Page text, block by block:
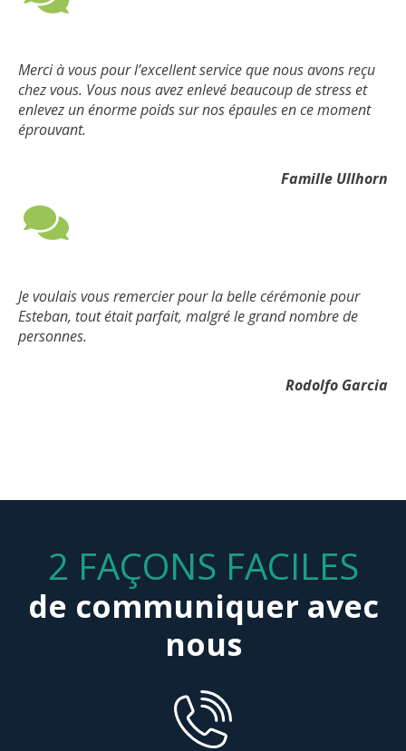
Merci à vous pour l’excellent service que nous avons reçu
chez vous. Vous nous avez enlevé beaucoup de stress et
enlevez un énorme poids sur nos épaules en ce moment
éprouvant.
Famille Ullhorn
Je voulais vous remercier pour la belle cérémonie pour
Esteban, tout était parfait, malgré le grand nombre de
personnes.
Rodolfo Garcia
2 FAÇONS FACILES
de communiquer avec
nous